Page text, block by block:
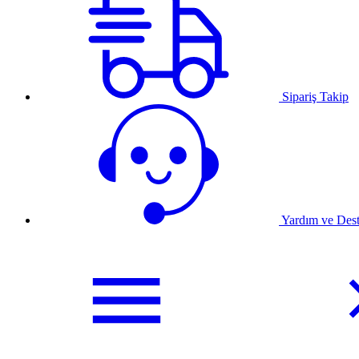
Sipariş Takip
Yardım ve